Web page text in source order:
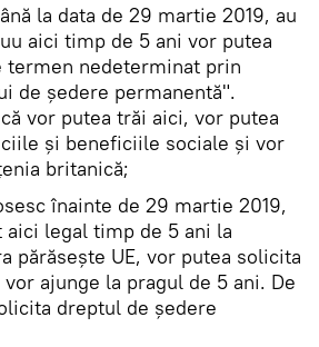
la data de 29 martie 2019, au
aici timp de 5 ani vor putea
termen nedeterminat prin
de şedere permanentă".
vor putea trăi aici, vor putea
şi beneficiile sociale şi vor
britanică;
înainte de 29 martie 2019,
aici legal timp de 5 ani la
părăseşte UE, vor putea solicita
ajunge la pragul de 5 ani. De
dreptul de şedere